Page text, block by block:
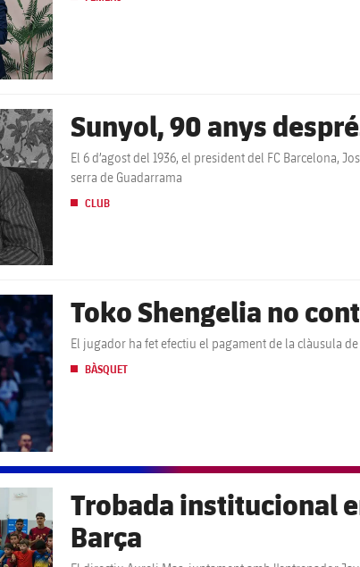
Sunyol, 90 anys
El 6 d’agost del 1936, el president del FC Barcelona,
serra de Guadarrama
CLUB
Toko Shengelia no
El jugador ha fet efectiu el pagament de la clàusula
BÀSQUET
Trobada institucional
Barça